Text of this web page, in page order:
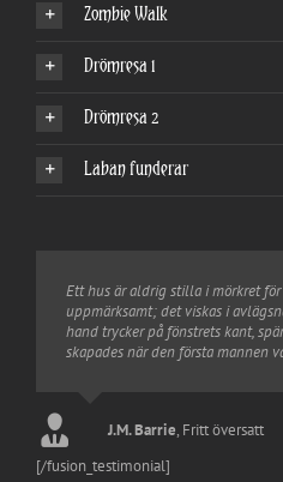
Zombie Walk
Drömresa 1
Drömresa 2
Laban funderar
Ett hus är aldrig stilla i mörkret för
uppmärksamt; det viskas i
hand trycker på fönstrets kant,
skapades när den första mannen
J.M. Barrie, Fritt översatt
[/fusion_testimonial]